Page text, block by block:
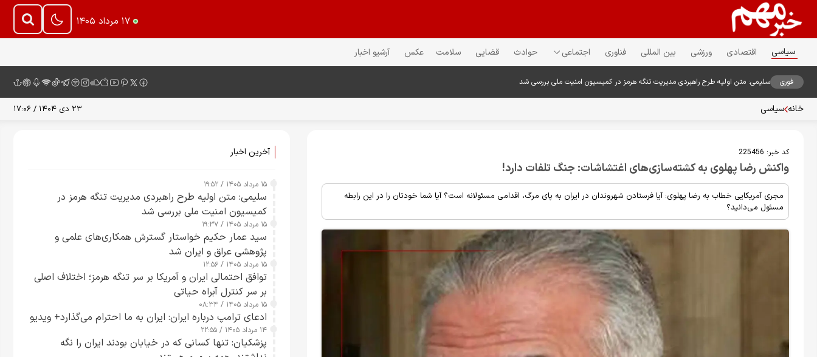
۱۷ مرداد ۱۴۰۵
سیاسی اقتصادی ورزشی بین المللی فناوری اجتماعی حوادث قضایی سلامت عکس آرشیو اخبار
فوری سلیمی: متن اولیه طرح راهبردی مدیریت تنگه هرمز در کمیسیون امنیت ملی بررسی شد
خانه سیاسی ۲۳ دی ۱۴۰۴ / ۱۷:۰۶
کد خبر: 225456
واکنش رضا پهلوی به کشته‌سازی‌های اغتشاشات: جنگ تلفات دارد!
مجری آمریکایی خطاب به رضا پهلوی: آیا فرستادن شهروندان در ایران به پای مرگ، اقدامی مسئولانه است؟ آیا شما خودتان را در این رابطه
مسئول می‌دانید؟
آخرین اخبار
۱۵ مرداد ۱۴۰۵ / ۱۹:۵۲
سلیمی: متن اولیه طرح راهبردی مدیریت تنگه هرمز در
کمیسیون امنیت ملی بررسی شد
۱۵ مرداد ۱۴۰۵ / ۱۹:۳۷
سید عمار حکیم خواستار گسترش همکاری‌های علمی و
پژوهشی عراق و ایران شد
۱۵ مرداد ۱۴۰۵ / ۱۲:۵۶
توافق احتمالی ایران و آمریکا بر سر تنگه هرمز؛ اختلاف اصلی
بر سر کنترل آبراه حیاتی
۱۵ مرداد ۱۴۰۵ / ۰۸:۳۴
ادعای ترامپ درباره ایران: ایران به ما احترام می‌گذارد+ ویدیو
۱۴ مرداد ۱۴۰۵ / ۲۲:۵۵
پزشکیان: تنها کسانی که در خیابان بودند ایران را نگه